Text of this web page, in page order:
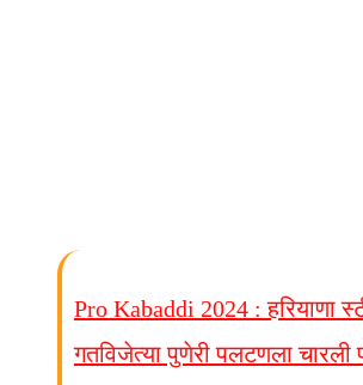
Pro Kabaddi 2024 : हरियाणा
गतविजेत्या पुणेरी पलटणला चारली